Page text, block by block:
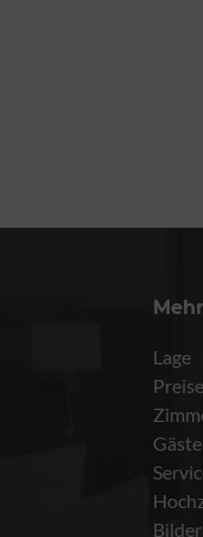
Mehr
Lage
Preise
Bilder